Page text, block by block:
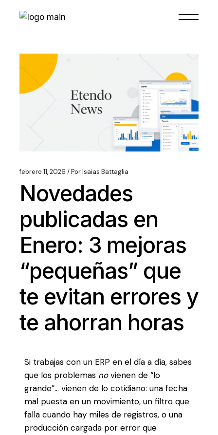
febrero 11, 2026 PorIsaias Battaglia
Novedades
publicadas en
Enero: 3 mejoras
“pequeñas” que
te evitan errores y
te ahorran horas
Si trabajas con un ERP en el día a día, sabes
que los problemas novienen de “lo
grande”… vienen de lo cotidiano: una fecha
mal puesta en un movimiento, un filtro que
falla cuando hay miles de registros, o una
producción cargada por error que